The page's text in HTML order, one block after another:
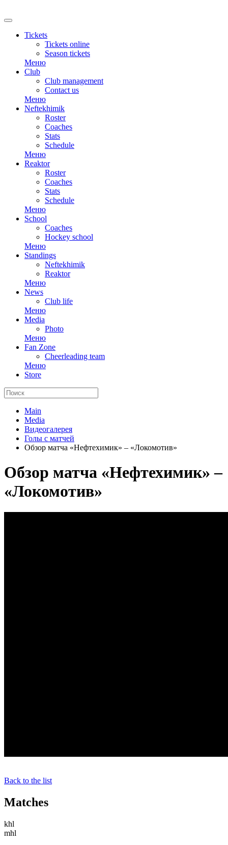
Tickets
Tickets online
Season tickets
Меню
Club
Club management
Contact us
Меню
Neftekhimik
Roster
Coaches
Stats
Schedule
Меню
Reaktor
Roster
Coaches
Stats
Schedule
Меню
School
Coaches
Hockey school
Меню
Standings
Neftekhimik
Reaktor
Меню
News
Club life
Меню
Media
Photo
Меню
Fan Zone
Cheerleading team
Меню
Store
Main
Media
Видеогалерея
Голы с матчей
Обзор матча «Нефтехимик» – «Локомотив»
Обзор матча «Нефтехимик» –
«Локомотив»
Back to the list
Matches
khl
mhl